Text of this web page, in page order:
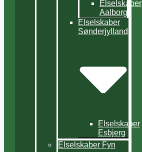
Elselskaber
Aalborg
Elselskaber
Sønderjylland
Elselskaber
Esbjerg
Elselskaber Fyn